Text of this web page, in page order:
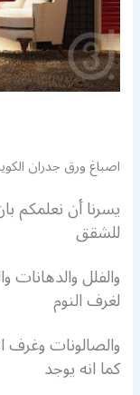
اصباغ ورق جدران
يسرنا أن نعلمكم
للشقق
والفلل والدهانات
لغرف النوم
والصالونات
كما انه يوجد